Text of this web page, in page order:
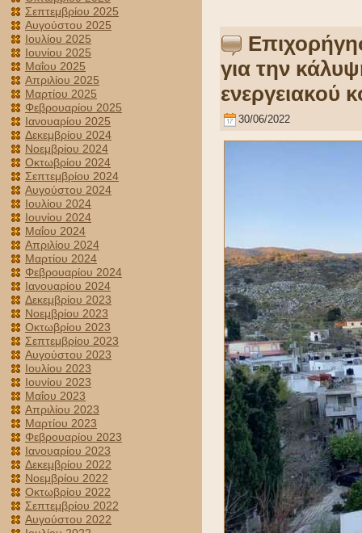
Σεπτεμβρίου 2025
Αυγούστου 2025
Ιουλίου 2025
Ιουνίου 2025
Μαΐου 2025
Απριλίου 2025
Μαρτίου 2025
Φεβρουαρίου 2025
Ιανουαρίου 2025
Δεκεμβρίου 2024
Νοεμβρίου 2024
Οκτωβρίου 2024
Σεπτεμβρίου 2024
Αυγούστου 2024
Ιουλίου 2024
Ιουνίου 2024
Μαΐου 2024
Απριλίου 2024
Μαρτίου 2024
Φεβρουαρίου 2024
Ιανουαρίου 2024
Δεκεμβρίου 2023
Νοεμβρίου 2023
Οκτωβρίου 2023
Σεπτεμβρίου 2023
Αυγούστου 2023
Ιουλίου 2023
Ιουνίου 2023
Μαΐου 2023
Απριλίου 2023
Μαρτίου 2023
Φεβρουαρίου 2023
Ιανουαρίου 2023
Δεκεμβρίου 2022
Νοεμβρίου 2022
Οκτωβρίου 2022
Σεπτεμβρίου 2022
Αυγούστου 2022
για την
ενεργειακού
30/06/2022